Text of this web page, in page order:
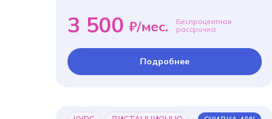
Подробнее
3 500
Беспроцентная
рассрочка
₽/мес.